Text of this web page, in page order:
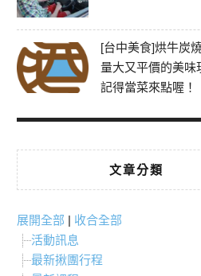
[台中美食]烘牛炭
量大又平價的美味
記得當菜來點喔！
文章分類
展開全部 | 收合全部
活動訊息
最新揪團行程